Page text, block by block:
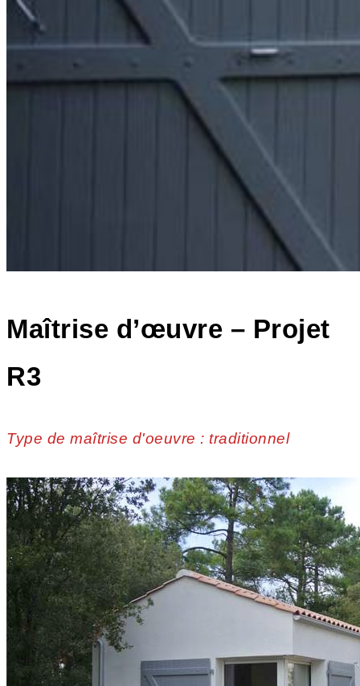
Maîtrise d’œuvre – Projet
R3
Type de maîtrise d'oeuvre : traditionnel